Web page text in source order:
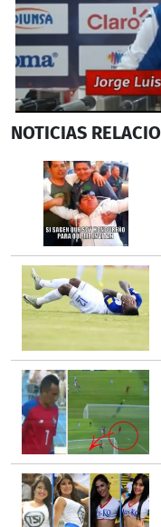
seconds
minutes,
seconds
NOTICIAS